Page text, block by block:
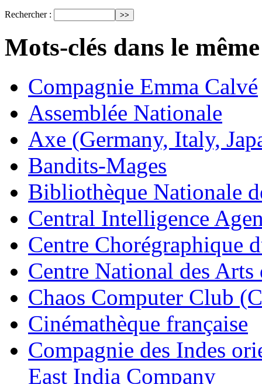
Rechercher :
Mots-clés dans le
Compagnie Emma Calvé
Assemblée Nationale
Axe (Germany, Italy,
Bandits-Mages
Bibliothèque Nationale
Central Intelligence
Centre Chorégraphique
Centre National des
Chaos Computer Club
Cinémathèque française
Compagnie des Indes
East India Company